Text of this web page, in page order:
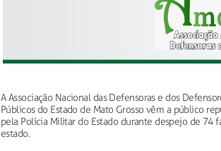
A Associação Nacional das Defensoras e dos
Públicos do Estado de Mato Grosso vêm a público
pela Polícia Militar do Estado durante despejo de 74
estado.